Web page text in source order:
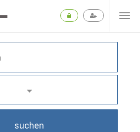
suchen